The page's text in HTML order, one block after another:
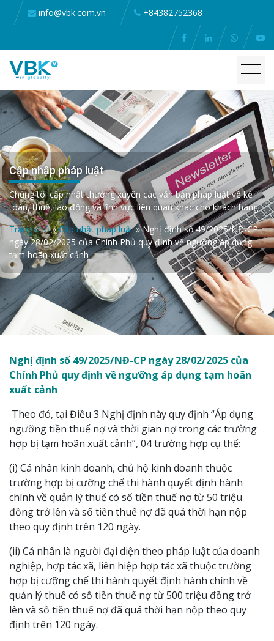
info@vbk.com.vn +84382752368
Cập nhập pháp luật
Chúng tôi cập nhật thường xuyên các văn bản pháp luật về kế
toán, thuế, lao động và lĩnh vực liên quan khác cho khách hàng
Trang chủ»Cập nhật pháp luật»Nghị định số 49/2025/NĐ-CP
ngày 28/02/2025 của Chính Phủ quy định về ngưỡng áp dụng
tạm hoãn xuất cảnh
Nghị định số 49/2025/NĐ-CP ngày 28/02/2025 của
Chính Phủ quy định về ngưỡng áp dụng tạm hoãn
xuất cảnh
Theo đó, tại Điều 3 Nghị định này quy định “Áp dụng
ngưỡng tiền thuế nợ và thời gian nợ trong các trường
hợp bị tạm hoãn xuất cảnh”, 04 trường hợp cụ thể:
(i) Cá nhân kinh doanh, chủ hộ kinh doanh thuộc
trường hợp bị cưỡng chế thi hành quyết định hành
chính về quản lý thuế có số tiền thuế nợ từ 50 triệu
đồng trở lên và số tiền thuế nợ đã quá thời hạn nộp
theo quy định trên 120 ngày.
(ii) Cá nhân là người đại diện theo pháp luật của doanh
nghiệp, hợp tác xã, liên hiệp hợp tác xã thuộc trường
hợp bị cưỡng chế thi hành quyết định hành chính về
quản lý thuế có số tiền thuế nợ từ 500 triệu đồng trở
lên và số tiền thuế nợ đã quá thời hạn nộp theo quy
định trên 120 ngày.